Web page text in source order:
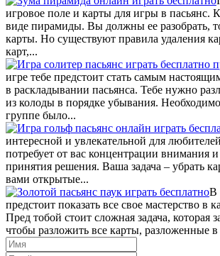
игровое поле и карты для игры в пасьянс.
виде пирамиды. Вы должны ее разобрать,
карты. Но существуют правила удаления
карт,...
игре тебе предстоит стать самым
в раскладывании пасьянса. Тебе нужно
из колоды в порядке убывания.
группе было...
интересной и увлекательной для
потребует от вас концентрации внимания
принятия решения. Ваша задача – убрать
вами открытые...
В
предстоит показать все свое мастерство в
Пред тобой стоит сложная задача, которая
чтобы разложить все карты, разложенные